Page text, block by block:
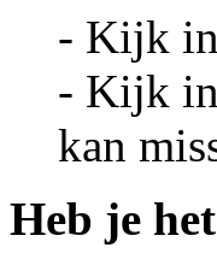
- Kijk in
- Kijk
kan
Heb je